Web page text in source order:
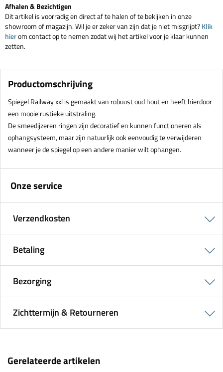
Afhalen & Bezichtigen
Dit artikel is voorradig en direct af te halen of te bekijken in onze
showroom of magazijn. Wil je er zeker van zijn dat je niet misgrijpt?Klik
hierom contact op te nemen zodat wij het artikel voor je klaar kunnen
zetten.
Productomschrijving
Spiegel Railway xxl is gemaakt van robuust oud hout en heeft hierdoor
een mooie rustieke uitstraling.
De smeedijzeren ringen zijn decoratief en kunnen functioneren als
ophangsysteem, maar zijn natuurlijk ook eenvoudig te verwijderen
wanneer je de spiegel op een andere manier wilt ophangen.
Onze service
Verzendkosten
Betaling
Bezorging
Zichttermijn & Retourneren
Gerelateerde artikelen